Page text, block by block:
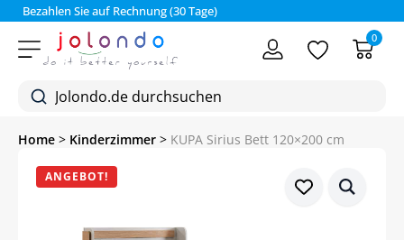
Bezahlen Sie auf Rechnung (30 Tage)
0
Home > Kinderzimmer > KUPA Sirius Bett 120×200 cm
ANGEBOT!